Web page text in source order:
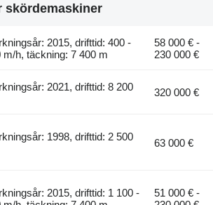
skördemaskiner
2015, drifttid: 400 -
m/h, täckning: 7 400 m
58 000 € -
230 000 €
2021, drifttid: 8 200
320 000 €
1998, drifttid: 2 500
63 000 €
2015, drifttid: 1 100 -
51 000 € -